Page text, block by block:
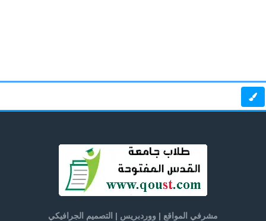
مشرفي المواقع | ووردبريس | التصميم الجرافيكي